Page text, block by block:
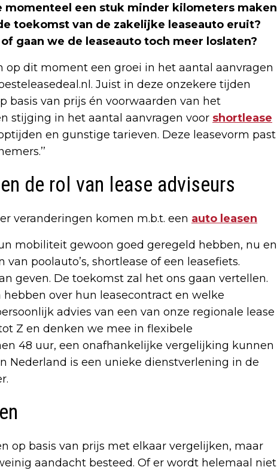
een stuk minder kilometers maken
toekomst van de zakelijke leaseauto eruit?
gaan we de leaseauto toch meer loslaten?
op dit moment een groei in het aantal aanvragen
Juist in deze onzekere tijden
basis van prijs én voorwaarden van het
stijging in het aantal aanvragen voor shortlease
en gunstige tarieven. Deze leasevorm past
de rol van lease adviseurs
veranderingen komen m.b.t. een auto leasen
mobiliteit gewoon goed geregeld hebben, nu en
poolauto’s, shortlease of een leasefiets.
geven. De toekomst zal het ons gaan vertellen.
over hun leasecontract en welke
advies van een van onze regionale lease
Z en denken we mee in flexibele
48 uur, een onafhankelijke vergelijking kunnen
Nederland is een unieke dienstverlening in de
op basis van prijs met elkaar vergelijken, maar
aandacht besteed. Of er wordt helemaal niet